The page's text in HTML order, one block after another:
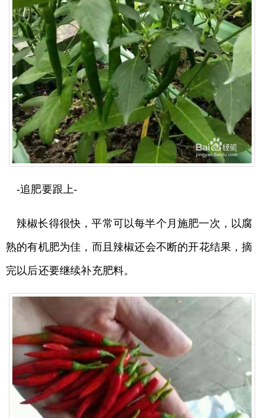
-追肥要跟上-
辣椒长得很快，平常可以每半个月施肥一次，以腐
熟的有机肥为佳，而且辣椒还会不断的开花结果，摘
完以后还要继续补充肥料。